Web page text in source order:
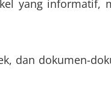
yang informatif,
dan dokumen-